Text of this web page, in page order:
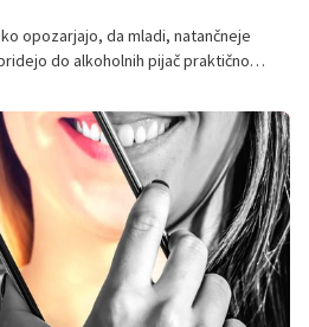
opozarjajo, da mladi, natančneje
do alkoholnih pijač praktično